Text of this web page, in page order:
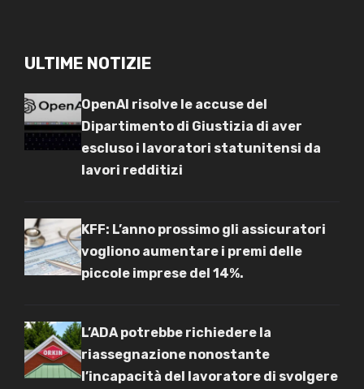
ULTIME NOTIZIE
OpenAI risolve le accuse del
Dipartimento di Giustizia di aver
escluso i lavoratori statunitensi da
lavori redditizi
KFF: L’anno prossimo gli assicuratori
vogliono aumentare i premi delle
piccole imprese del 14%.
L’ADA potrebbe richiedere la
riassegnazione nonostante
l’incapacità del lavoratore di svolgere